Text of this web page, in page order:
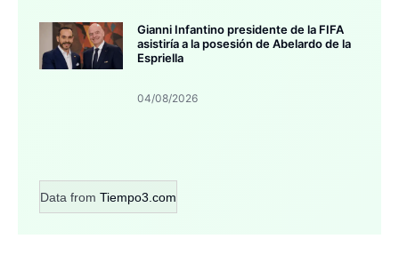
Gianni Infantino presidente de la FIFA
asistiría a la posesión de Abelardo de la
Espriella
04/08/2026
Data from Tiempo3.com